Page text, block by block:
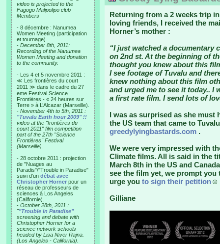
video is projected to the
Fagogo Malipolipo club
Members
- 8 décembre : Nanumea
Women Meeting (participation
et tournage)
- December 8th, 2011:
Recording of the Nanumea
Women Meeting and donation
to the community.
- Les 4 et 5 novembre 2011 :
≪ Les frontières du court
2011 ≫ dans le cadre du 27
eme Festival Science
Frontières - « 24 heures sur
Terre » à L’Alcazar (Marseille).
- November 4th to 5th, 2011 :
"Tuvalu Earth hour 2009" !!
video at the "frontières du
court 2011" film competition
part of the 27th "Science
Frontières" Festival
(Marseille).
- 28 octobre 2011 : projection
de "Nuages au
Paradis"/"Trouble in Paradise"
suivi d'un débat avec
Christopher Horner pour un
réseau de professeurs de
sciences à Los Angeles
(Californie).
- October 28th, 2011 :
""Trouble in Paradise"
screening and debate with
Christopher Horner for a
science network schools
headed by Lisa Niver Rajna.
(Los Angeles - California).
Returning from a 2 weeks trip
loving friends, I received the
Horner’s mother :
“I just watched a documentary
on 2nd st. At the beginning of
thought you knew about this
I see footage of Tuvalu and
knew nothing about this film
and urged me to see it today.. I
a first rate film. I send lots of
I was as surprised as she must
the US team that came to
greedylyingbastards.com .
We were very impressed with
Climate films. All is said in the
March 8th in the US and
see the film yet, we prompt
urge you to sign their petition☺
Gilliane